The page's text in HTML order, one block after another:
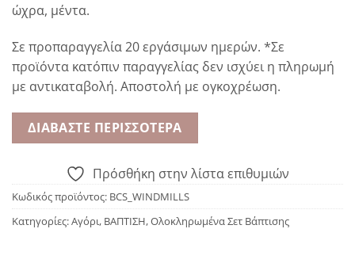
ώχρα, μέντα.
Σε προπαραγγελία 20 εργάσιμων ημερών. *Σε
προϊόντα κατόπιν παραγγελίας δεν ισχύει η πληρωμή
με αντικαταβολή. Αποστολή με ογκοχρέωση.
ΔΙΑΒΆΣΤΕ ΠΕΡΙΣΣΌΤΕΡΑ
Πρόσθήκη στην λίστα επιθυμιών
Κωδικός προϊόντος: BCS_WINDMILLS
Κατηγορίες:Αγόρι, ΒΑΠΤΙΣΗ,Ολοκληρωμένα Σετ Βάπτισης